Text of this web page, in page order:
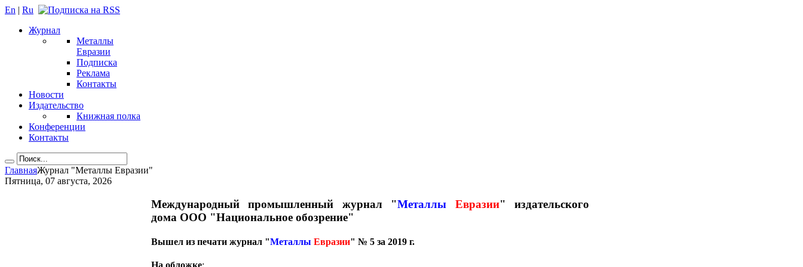
En | Ru
Журнал
Металлы
Евразии
Подписка
Реклама
Контакты
Новости
Издательство
Книжная полка
Конференции
Контакты
ГлавнаяЖурнал "Металлы Евразии"
Пятница, 07 августа, 2026
Международный промышленный журнал "Металлы Евразии" издательского
дома ООО "Национальное обозрение"
Вышел из печати журнал "Металлы Евразии" № 5 за 2019 г.